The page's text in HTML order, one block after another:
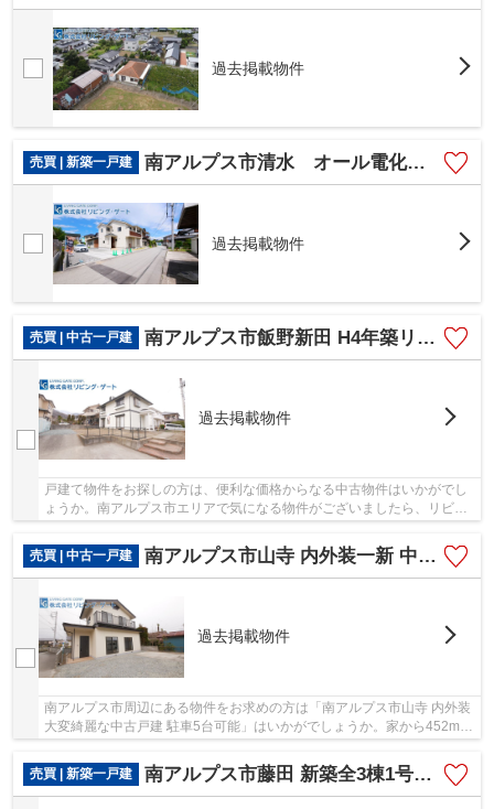
過去掲載物件
売買 | 新築一戸建 南アルプス市清水 オール電化新築戸建 南4.7ｍ道路 車並列2台×2列の合計4台分 土地60坪
過去掲載物件
売買 | 中古一戸建 南アルプス市飯野新田 H4年築リセットハウス中古 敷地80坪
過去掲載物件
戸建て物件をお探しの方は、便利な価格からなる中古物件はいかがでし
ょうか。南アルプス市エリアで気になる物件がございましたら、リビン
売買 | 中古一戸建
南アルプス市山寺 内外装一新 中古戸建 駐車5台可能
過去掲載物件
南アルプス市周辺にある物件をお求めの方は「南アルプス市山寺 内外装
大変綺麗な中古戸建 駐車5台可能」はいかがでしょうか。家から452mの
売買 | 新築一戸建
南アルプス市藤田 新築全3棟1号棟 若草小歩5分 耐震等級3